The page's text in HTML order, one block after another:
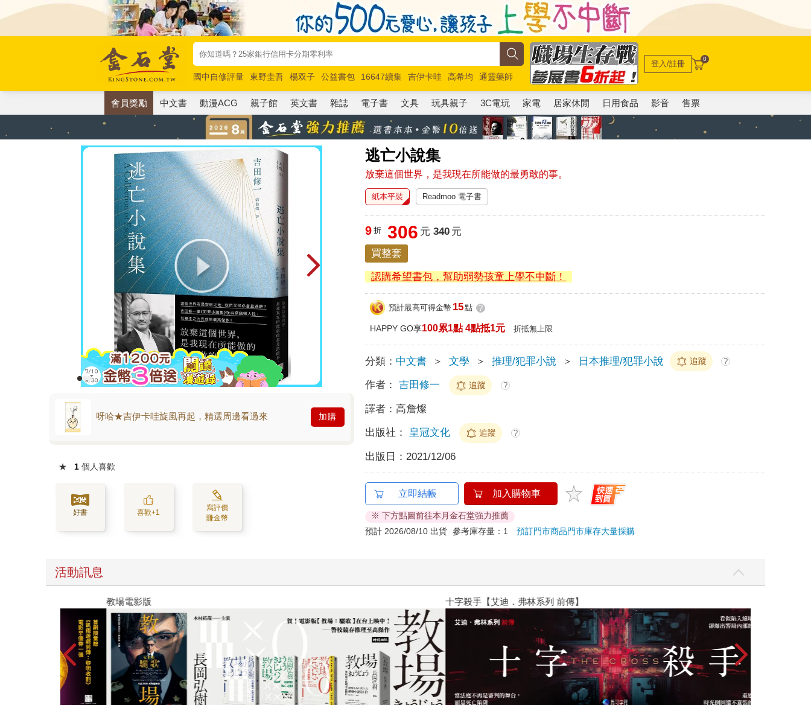
國中自修評量 東野圭吾 楊双子 公益書包 16647續集 吉伊卡哇 高希均
通靈藥師
唯紅花綻放
奧德賽 路邊攤新作 馬斯克 玩具總動員5 超慢跑
登入/註冊 0
會員獎勵 中文書 動漫ACG 親子館 英文書 雜誌 電子書 文具 玩具親子 3C電玩 家電 居家休閒 日用食品 影音 售票
逃亡小說集
放棄這個世界，是我現在所能做的最勇敢的事。
呀哈★吉伊卡哇旋風再起，精選周邊看過來 加購
★ 1 個人喜歡
好書 喜歡+1
寫評價
賺金幣
紙本平裝 Readmoo 電子書
9 折 306 元 340元
買整套
認購希望書包，幫助弱勢孩童上學不中斷！
預計最高可得金幣 15點 ?
HAPPY GO享100累1點 4點抵1元 折抵無上限
分類： 中文書 ＞ 文學 ＞ 推理/犯罪小說 ＞ 日本推理/犯罪小說 追蹤 ?
作者： 吉田修一 追蹤 ?
譯者：高詹燦
出版社： 皇冠文化 追蹤 ?
出版日： 2021/12/06
立即結帳 加入購物車
※ 下方點圖前往本月金石堂強力推薦
預計 2026/08/10 出貨 參考庫存量：1預訂門市商品門市庫存大量採購
活動訊息
教場電影版 十字殺手【艾迪．弗林系列 前傳】